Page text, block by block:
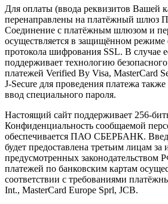
Для оплаты (ввода реквизитов Вашей
перенаправлены на платёжный
Соединение с платёжным шлюзом и
осуществляется в защищённом режиме
протокола шифрования SSL. В случае
поддерживает технологию
платежей Verified By Visa, MasterCard
J-Secure для проведения платежа
ввод специального пароля.
Настоящий сайт поддерживает 256-
Конфиденциальность сообщаемой
обеспечивается ПАО СБЕРБАНК.
будет предоставлена третьим лицам
предусмотренных законодательством
платежей по банковским картам
соответствии с требованиями
Int., MasterCard Europe Sprl, JCB.